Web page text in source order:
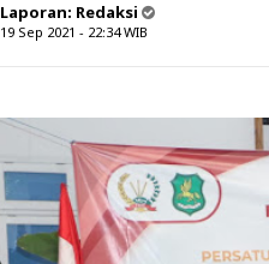
Laporan: Redaksi
19 Sep 2021 - 22:34WIB